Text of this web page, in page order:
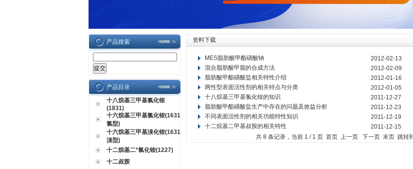
产品搜索
产品目录
十八烷基三甲基氯化铵
(1831)
十六烷基三甲基氯化铵(1631
氯型)
十六烷基三甲基溴化铵(1631
溴型)
十二烷基二*氯化铵(1227)
十二叔胺
资料下载
MES脂肪酸甲酯磺酸钠 2012-02-13
混合脂肪酸甲脂的合成方法
2012-02-09
脂肪酸甲酯磺酸盐相关特性介绍
2012-01-16
两性型表面活性剂的相关特点与分类
2012-01-05
十八烷基三甲基氯化铵的知识
2011-12-27
脂肪酸甲酯磺酸盐生产中存在的问题及效益分析
2011-12-23
不同表面活性剂的相关功能特性知识
2011-12-19
十二烷基二甲基叔胺的相关特性
2011-12-15
共 8 条记录，当前 1 / 1 页 首页 上一页 下一页 末页 跳转